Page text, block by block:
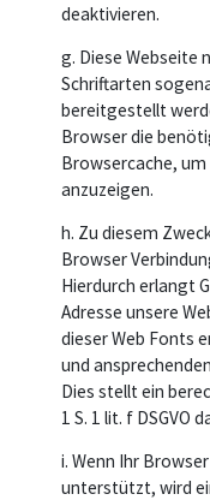
deaktivieren.
g. Diese Webseite
Schriftarten
bereitgestellt
Browser die
Browsercache,
anzuzeigen.
h. Zu diesem
Browser
Hierdurch erlangt
Adresse unsere
dieser Web Fonts
und
Dies stellt ein
1 S. 1 lit. f DSGVO
i. Wenn Ihr
unterstützt, wird